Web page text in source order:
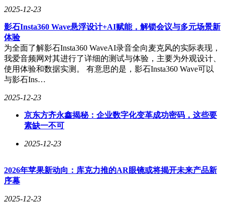
2025-12-23
影石Insta360 Wave悬浮设计+AI赋能，解锁会议与多元场景新
体验
为全面了解影石Insta360 WaveAI录音全向麦克风的实际表现，
我爱音频网对其进行了详细的测试与体验，主要为外观设计、
使用体验和数据实测。 有意思的是，影石Insta360 Wave可以
与影石Ins…
2025-12-23
京东方齐永鑫揭秘：企业数字化变革成功密码，这些要
素缺一不可
2025-12-23
2026年苹果新动向：库克力推的AR眼镜或将揭开未来产品新
序幕
2025-12-23